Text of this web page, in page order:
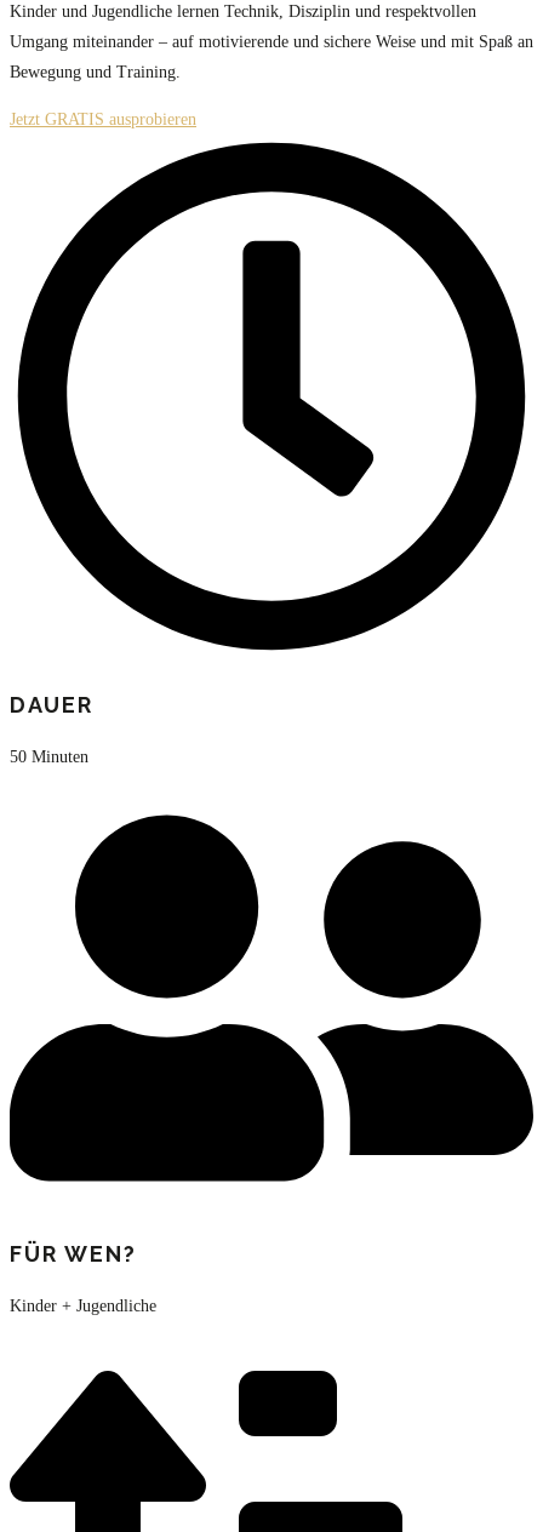
Kinder und Jugendliche lernen Technik, Disziplin und respektvollen
Umgang miteinander – auf motivierende und sichere Weise und mit Spaß an
Bewegung und Training.
Jetzt GRATIS ausprobieren
DAUER
50 Minuten
FÜR WEN?
Kinder + Jugendliche